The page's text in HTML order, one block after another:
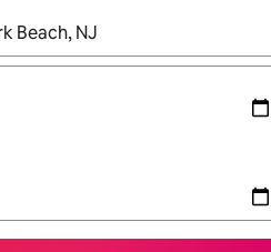
paieškos rezultatai, juos naršyti